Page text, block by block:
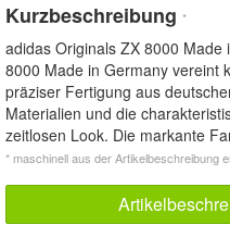
Kurzbeschreibung *
adidas Originals ZX 8000
8000 Made in Germany vereint
präziser Fertigung aus
Materialien und die
zeitlosen Look. Die markante
* maschinell aus der Artikelbeschreibung